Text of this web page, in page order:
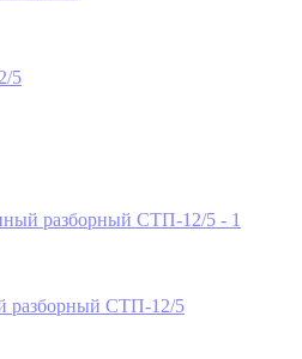
5
разборный СТП-12/5